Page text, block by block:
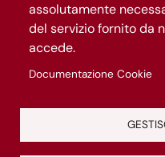
Inclusione
Da oltre 2000 anni
rendere ancora più
Innovazione
assolutamente
del servizio fornito da
accede.
Documentazione Cookie